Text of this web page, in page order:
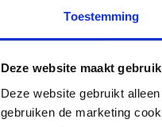
Toestemming
Deze website maakt
Deze website gebruikt
gebruiken de marketing
Noordzee. Het
fungeren als
oplossingen die
regiogrenzen. Zo